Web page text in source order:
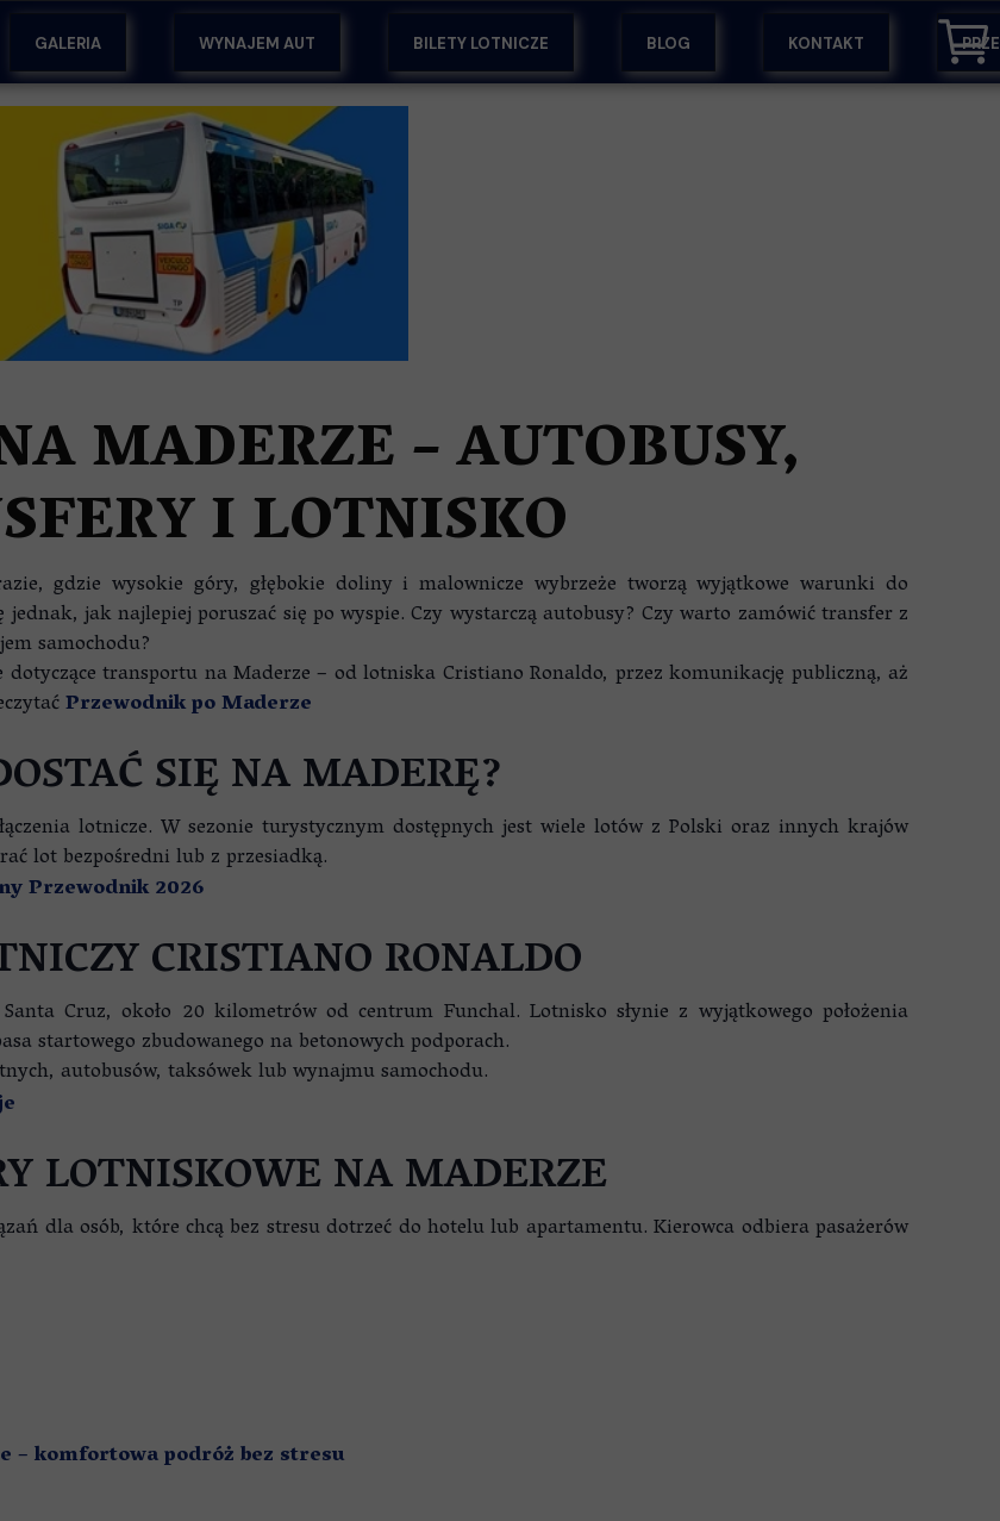
GALERIA WYNAJEM AUT BILETY LOTNICZE BLOG KONTAKT
MADERZE – AUTOBUSY,
I LOTNISKO
gdzie wysokie góry, głębokie doliny i malownicze wybrzeże tworzą wyjątkowe warunki do
jak najlepiej poruszać się po wyspie. Czy wystarczą autobusy? Czy warto zamówić transfer z
samochodu?
transportu na Maderze – od lotniska Cristiano Ronaldo, przez komunikację publiczną, aż
Przewodnik po Maderze
SIĘ NA MADERĘ?
lotnicze. W sezonie turystycznym dostępnych jest wiele lotów z Polski oraz innych krajów
lot bezpośredni lub z przesiadką.
Przewodnik 2026
CRISTIANO RONALDO
Cruz, około 20 kilometrów od centrum Funchal. Lotnisko słynie z wyjątkowego położenia
startowego zbudowanego na betonowych podporach.
autobusów, taksówek lub wynajmu samochodu.
LOTNISKOWE NA MADERZE
dla osób, które chcą bez stresu dotrzeć do hotelu lub apartamentu. Kierowca odbiera pasażerów
– komfortowa podróż bez stresu